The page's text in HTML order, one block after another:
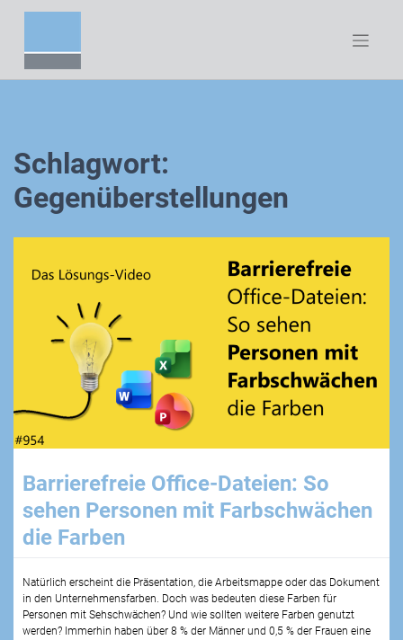
Schlagwort:
Gegenüberstellungen
Barrierefreie Office-Dateien: So
sehen Personen mit Farbschwächen
die Farben
Natürlich erscheint die Präsentation, die Arbeitsmappe oder das Dokument
in den Unternehmensfarben. Doch was bedeuten diese Farben für
Personen mit Sehschwächen? Und wie sollten weitere Farben genutzt
werden? Immerhin haben über 8 % der Männer und 0,5 % der Frauen eine